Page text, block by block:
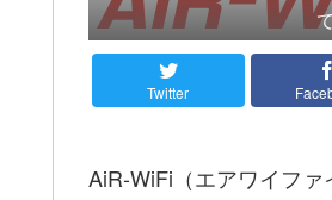
Twitter
AiR-WiFi（エアワイファ